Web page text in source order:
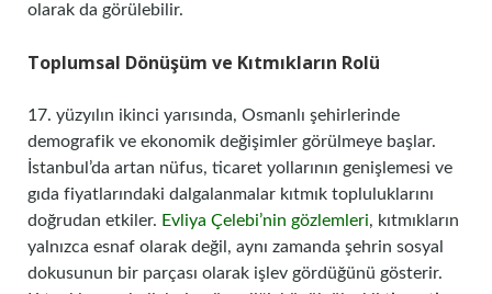
olarak da görülebilir.
Toplumsal Dönüşüm ve Kıtmıkların Rolü
17. yüzyılın ikinci yarısında, Osmanlı şehirlerinde
demografik ve ekonomik değişimler görülmeye başlar.
İstanbul’da artan nüfus, ticaret yollarının genişlemesi ve
gıda fiyatlarındaki dalgalanmalar kıtmık topluluklarını
doğrudan etkiler. Evliya Çelebi’nin gözlemleri, kıtmıkların
yalnızca esnaf olarak değil, aynı zamanda şehrin sosyal
dokusunun bir parçası olarak işlev gördüğünü gösterir.